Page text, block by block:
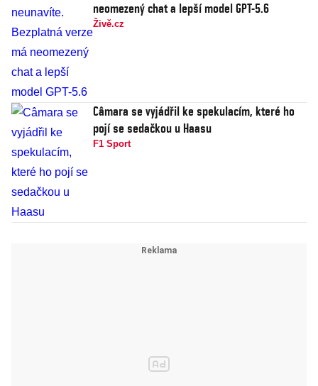
neomezený chat a lepší model GPT-5.6
Živě.cz
Câmara se vyjádřil ke spekulacím, které ho
pojí se sedačkou u Haasu
F1 Sport